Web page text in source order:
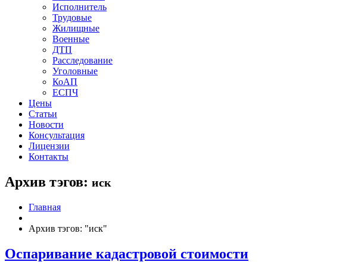
Исполнитель
Трудовые
Жилищные
Военные
ДТП
Расследование
Уголовные
КоАП
ЕСПЧ
Цены
Статьи
Новости
Консультация
Лицензии
Контакты
Архив тэгов: иск
Главная
Архив тэгов: "иск"
Оспаривание кадастровой стоимости